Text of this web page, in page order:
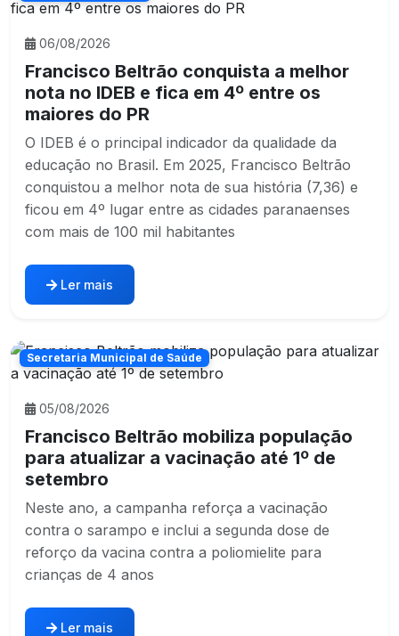
06/08/2026
Francisco Beltrão conquista a melhor
nota no IDEB e fica em 4º entre os
maiores do PR
O IDEB é o principal indicador da qualidade da
educação no Brasil. Em 2025, Francisco Beltrão
conquistou a melhor nota de sua história (7,36) e
ficou em 4º lugar entre as cidades paranaenses
com mais de 100 mil habitantes
Ler mais
Secretaria Municipal de Saúde
05/08/2026
Francisco Beltrão mobiliza população
para atualizar a vacinação até 1º de
setembro
Neste ano, a campanha reforça a vacinação
contra o sarampo e inclui a segunda dose de
reforço da vacina contra a poliomielite para
crianças de 4 anos
Ler mais